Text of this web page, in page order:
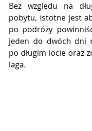
Bez względu na
pobytu, istotne jest
po podróży
jeden do dwóch dni
po długim locie oraz
laga.